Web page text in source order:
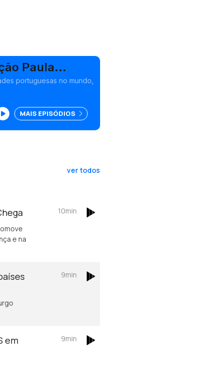
Paula
portuguesas no mundo,
MAIS EPISÓDIOS
ver todos
e na
10min
9min
em
9min